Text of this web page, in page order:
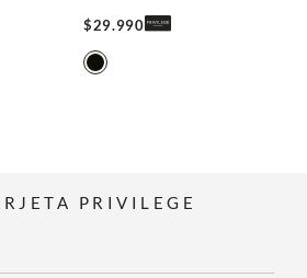
$29.990
PRIVILEGE